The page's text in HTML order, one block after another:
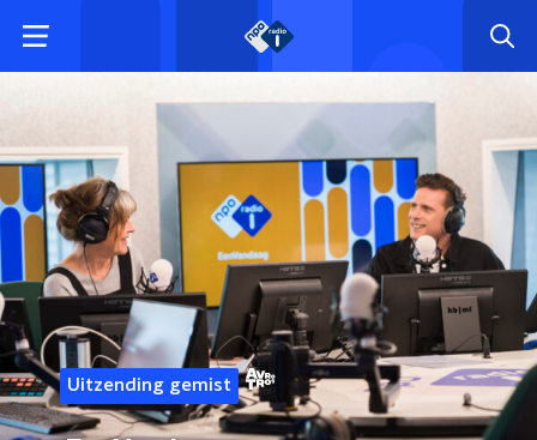
Uitzending gemist